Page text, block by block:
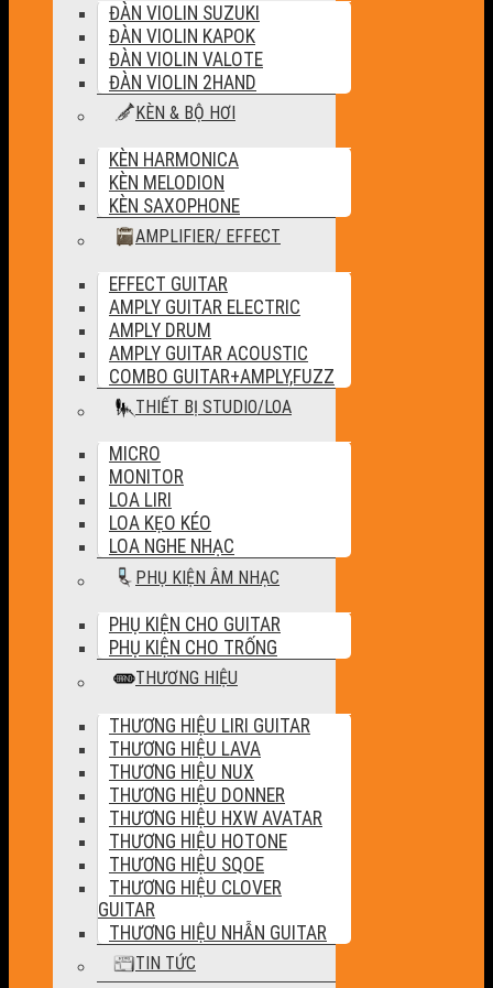
ĐÀN VIOLIN SUZUKI
ĐÀN VIOLIN KAPOK
ĐÀN VIOLIN VALOTE
ĐÀN VIOLIN 2HAND
KÈN & BỘ HƠI
KÈN HARMONICA
KÈN MELODION
KÈN SAXOPHONE
AMPLIFIER/ EFFECT
EFFECT GUITAR
AMPLY GUITAR ELECTRIC
AMPLY DRUM
AMPLY GUITAR ACOUSTIC
COMBO GUITAR+AMPLY,FUZZ
THIẾT BỊ STUDIO/LOA
MICRO
MONITOR
LOA LIRI
LOA KẸO KÉO
LOA NGHE NHẠC
PHỤ KIỆN ÂM NHẠC
PHỤ KIỆN CHO GUITAR
PHỤ KIỆN CHO TRỐNG
THƯƠNG HIỆU
THƯƠNG HIỆU LIRI GUITAR
THƯƠNG HIỆU LAVA
THƯƠNG HIỆU NUX
THƯƠNG HIỆU DONNER
THƯƠNG HIỆU HXW AVATAR
THƯƠNG HIỆU HOTONE
THƯƠNG HIỆU SQOE
THƯƠNG HIỆU CLOVER
GUITAR
THƯƠNG HIỆU NHẪN GUITAR
TIN TỨC